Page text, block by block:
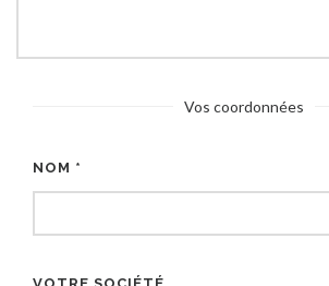
Vos coordonnées
NOM *